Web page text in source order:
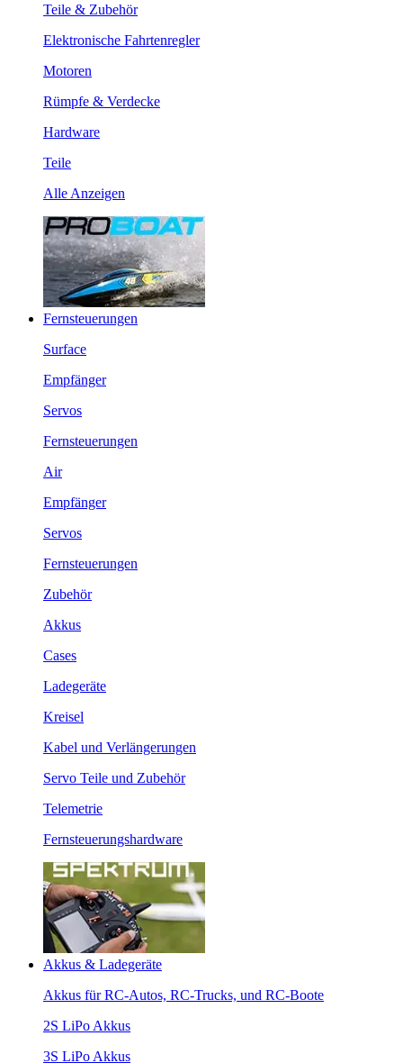
Teile & Zubehör
Elektronische Fahrtenregler
Motoren
Rümpfe & Verdecke
Hardware
Teile
Alle Anzeigen
Fernsteuerungen
Surface
Empfänger
Servos
Fernsteuerungen
Air
Empfänger
Servos
Fernsteuerungen
Zubehör
Akkus
Cases
Ladegeräte
Kreisel
Kabel und Verlängerungen
Servo Teile und Zubehör
Telemetrie
Fernsteuerungshardware
Akkus & Ladegeräte
Akkus für RC-Autos, RC-Trucks, und RC-Boote
2S LiPo Akkus
3S LiPo Akkus